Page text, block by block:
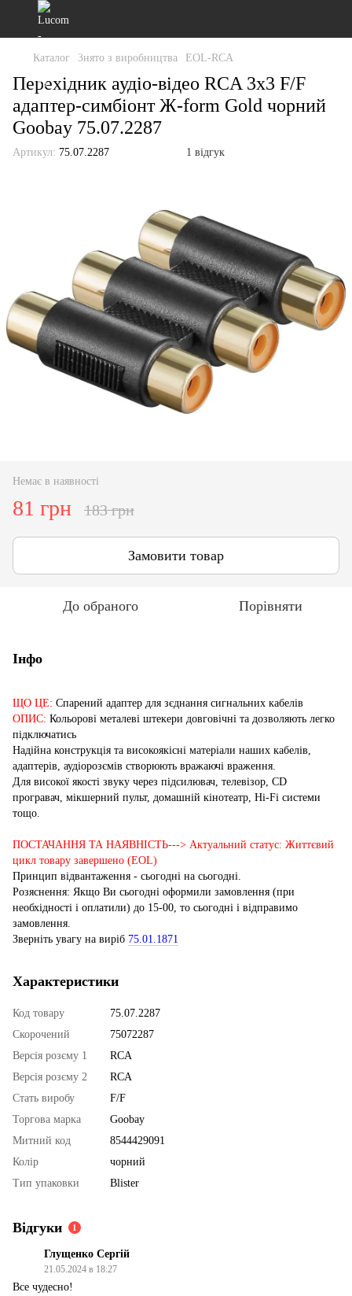
Каталог Знято з виробництва EOL-RCA
Перехідник аудіо-відео RCA 3x3 F/F
адаптер-симбіонт Ж-form Gold чорний
Goobay 75.07.2287
Артикул: 75.07.2287 1 відгук
Немає в наявності
81 грн 183 грн
Замовити товар
До обраного Порівняти
Інфо
ЩО ЦЕ: Спарений адаптер для зєднання сигнальних кабелів
ОПИС: Кольорові металеві штекери довговічні та дозволяють легко
підключатись
Надійна конструкція та високоякісні матеріали наших кабелів,
адаптерів, аудіорозємів створюють вражаючі враження.
Для високої якості звуку через підсилювач, телевізор, CD
програвач, мікшерний пульт, домашній кінотеатр, Hi-Fi системи
тощо.
ПОСТАЧАННЯ ТА НАЯВНІСТЬ---> Актуальний статус: Життєвий
цикл товару завершено (EOL)
Принцип відвантаження - сьогодні на сьогодні.
Розяснення: Якщо Ви сьогодні оформили замовлення (при
необхідності і оплатили) до 15-00, то сьогодні і відправимо
замовлення.
Зверніть увагу на виріб 75.01.1871
Характеристики
Код товару
75.07.2287
Скорочений
75072287
Версія розєму 1
RCA
Версія розєму 2
RCA
Стать виробу
F/F
Торгова марка
Goobay
Митний код
8544429091
Колір
чорний
Тип упаковки
Blister
Відгуки 1
Глущенко Сергій
21.05.2024 в 18:27
Все чудесно!